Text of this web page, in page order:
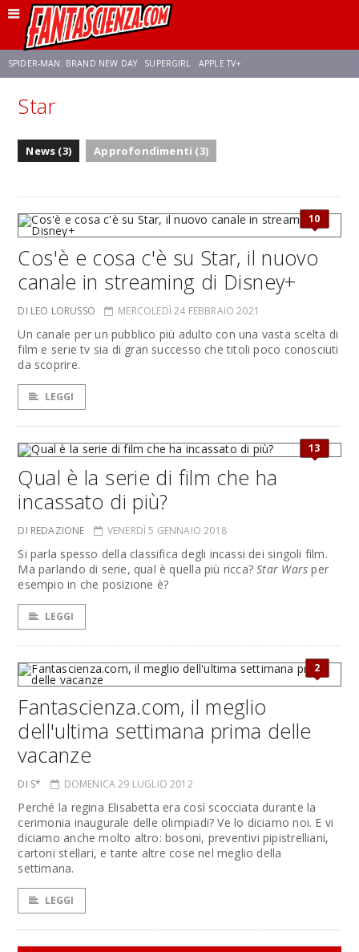
SPIDER-MAN: BRAND NEW DAY SUPERGIRL APPLE TV+
FRANCO RICCIARDIELLO
Star
News (3) Approfondimenti (3)
10
Cos'è e cosa c'è su Star, il nuovo
canale in streaming di Disney+
DI LEO LORUSSO MERCOLEDÌ 24 FEBBRAIO 2021
Un canale per un pubblico più adulto con una vasta scelta di
film e serie tv sia di gran successo che titoli poco conosciuti
da scoprire.
LEGGI
13
Qual è la serie di film che ha
incassato di più?
DI REDAZIONE VENERDÌ 5 GENNAIO 2018
Si parla spesso della classifica degli incassi dei singoli film.
Ma parlando di serie, qual è quella più ricca?Star Wars per
esempio in che posizione è?
LEGGI
2
Fantascienza.com, il meglio
dell'ultima settimana prima delle
vacanze
DI S* DOMENICA 29 LUGLIO 2012
Perché la regina Elisabetta era così scocciata durante la
cerimonia inaugurale delle olimpiadi? Ve lo diciamo noi. E vi
diciamo anche molto altro: bosoni, preventivi pipistrelliani,
cartoni stellari, e tante altre cose nel meglio della
settimana.
LEGGI